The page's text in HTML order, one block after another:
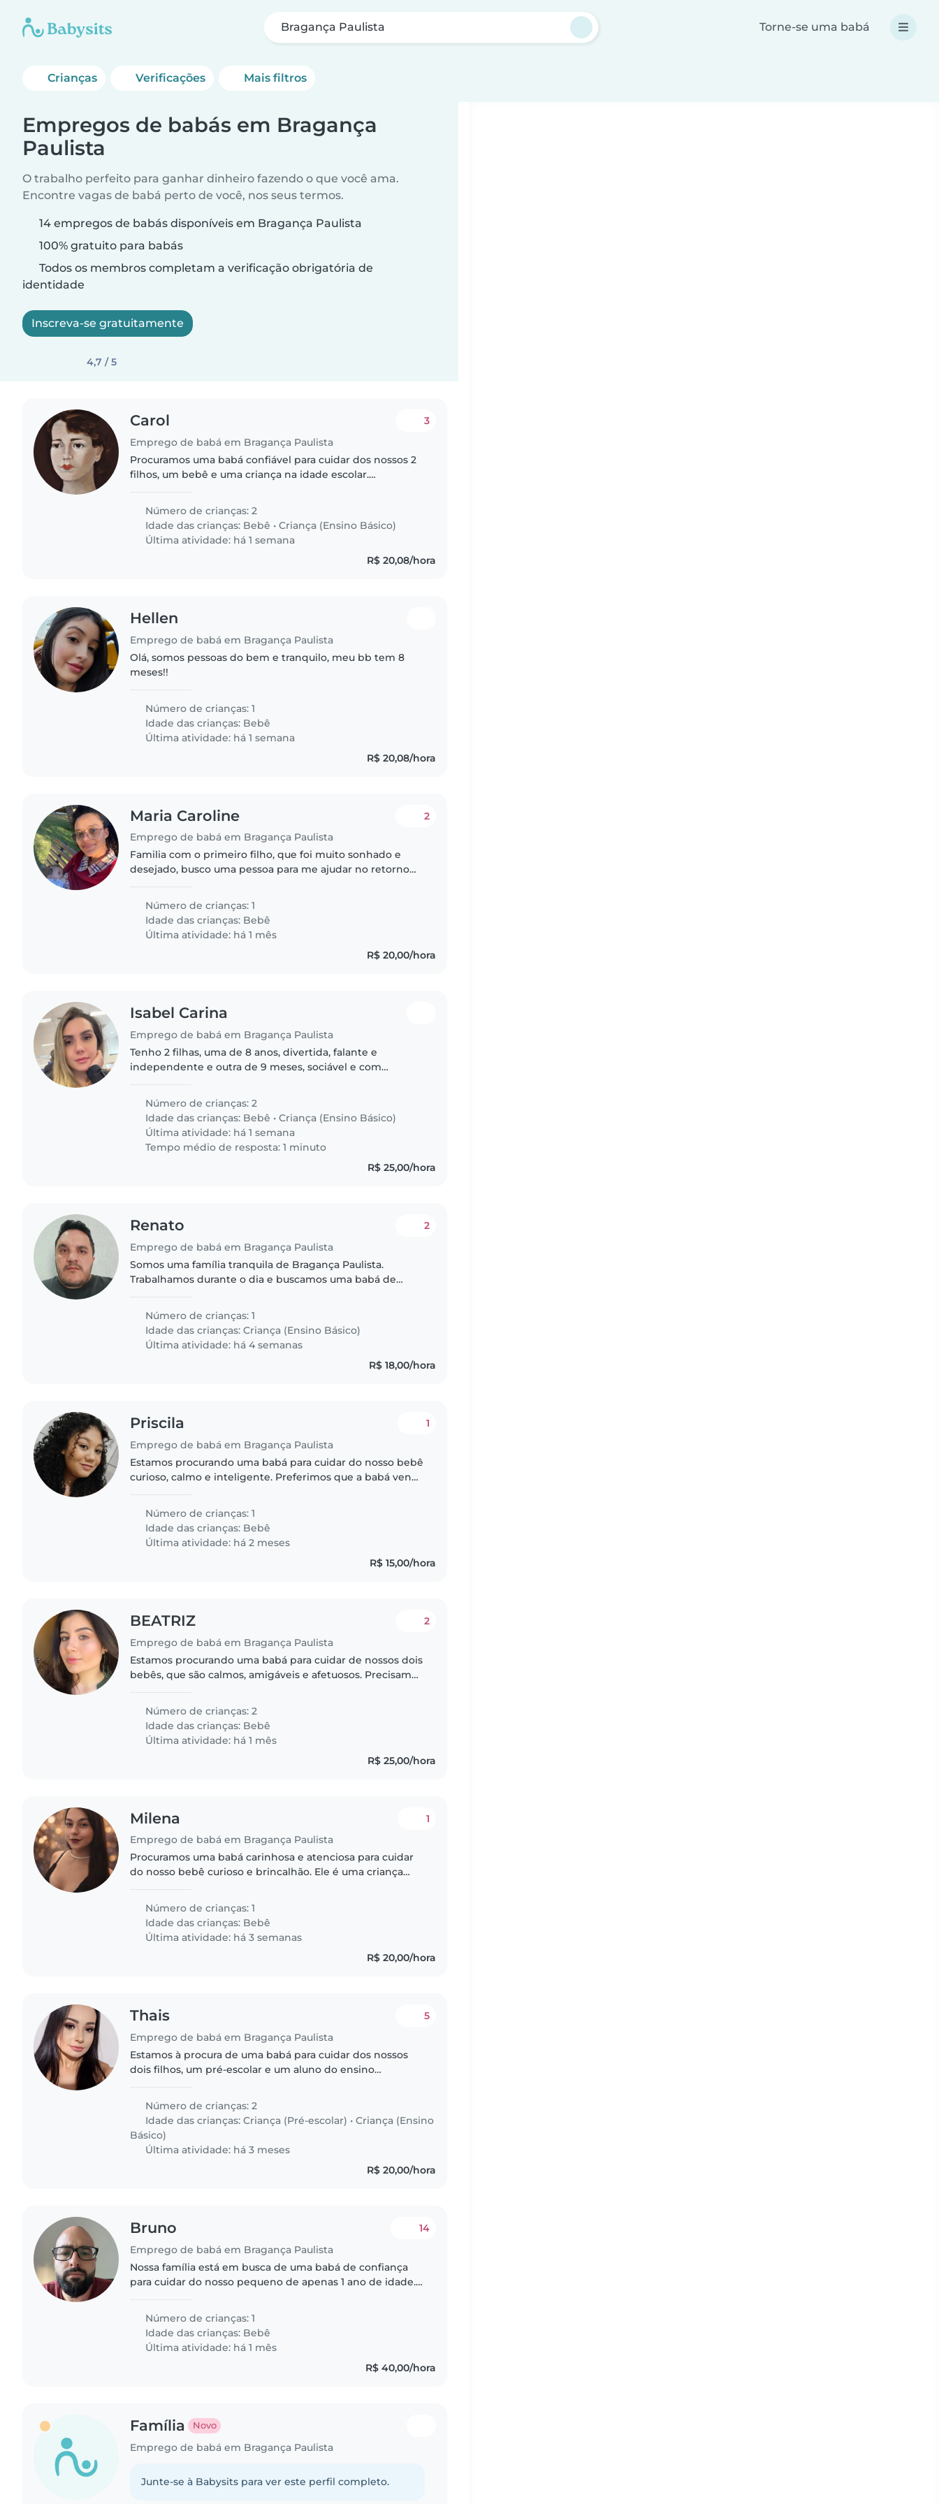
Bragança Paulista Torne-se uma babá
Crianças Verificações Mais filtros
Empregos de babás em Bragança
Paulista
O trabalho perfeito para ganhar dinheiro fazendo o que você ama.
Encontre vagas de babá perto de você, nos seus termos.
14 empregos de babás disponíveis em Bragança Paulista
100% gratuito para babás
Todos os membros completam a verificação obrigatória de
identidade
Inscreva-se gratuitamente
4,7 / 5
Carol
Emprego de babá em Bragança Paulista
3
Procuramos uma babá confiável para cuidar dos nossos 2
filhos, um bebê e uma criança na idade escolar.
tarefas domésticas e tarefas..
Número de crianças: 2
Idade das crianças: Bebê •Criança (Ensino Básico)
Última atividade: há 1 semana
R$ 20,08/hora
Hellen
Emprego de babá em Bragança Paulista
Olá, somos pessoas do bem e tranquilo, meu bb tem 8
meses!!
Número de crianças: 1
Idade das crianças: Bebê
Última atividade: há 1 semana
R$ 20,08/hora
Maria Caroline
Emprego de babá em Bragança Paulista
2
Familia com o primeiro filho, que foi muito sonhado e
desejado, busco uma pessoa para me ajudar no retorno
Número de crianças: 1
Idade das crianças: Bebê
Última atividade: há 1 mês
R$ 20,00/hora
Isabel Carina
Emprego de babá em Bragança Paulista
Tenho 2 filhas, uma de 8 anos, divertida, falante e
independente e outra de 9 meses, sociável e com
Número de crianças: 2
Idade das crianças: Bebê •Criança (Ensino Básico)
Última atividade: há 1 semana
Tempo médio de resposta: 1 minuto
R$ 25,00/hora
Renato
Emprego de babá em Bragança Paulista
2
Somos uma família tranquila de Bragança Paulista.
Trabalhamos durante o dia e buscamos uma babá de
calmo, gosta de brincar e..
Número de crianças: 1
Idade das crianças:Criança (Ensino Básico)
Última atividade: há 4 semanas
R$ 18,00/hora
Priscila
Emprego de babá em Bragança Paulista
1
Estamos procurando uma babá para cuidar do nosso bebê
curioso, calmo e inteligente. Preferimos que a babá venha
gosta de um ambiente..
Número de crianças: 1
Idade das crianças: Bebê
Última atividade: há 2 meses
R$ 15,00/hora
BEATRIZ
Emprego de babá em Bragança Paulista
2
Estamos procurando uma babá para cuidar de nossos dois
bebês, que são calmos, amigáveis e afetuosos. Precisamos
Número de crianças: 2
Idade das crianças: Bebê
Última atividade: há 1 mês
R$ 25,00/hora
Milena
Emprego de babá em Bragança Paulista
1
Procuramos uma babá carinhosa e atenciosa para cuidar
do nosso bebê curioso e brincalhão. Ele é uma criança
redor. Estamos à procura..
Número de crianças: 1
Idade das crianças: Bebê
Última atividade: há 3 semanas
R$ 20,00/hora
Thais
Emprego de babá em Bragança Paulista
5
Estamos à procura de uma babá para cuidar dos nossos
dois filhos, um pré-escolar e um aluno do ensino
curiosos e independentes. Preferimos..
Número de crianças: 2
Idade das crianças:Criança (Pré-escolar) •Criança (Ensino
Básico)
Última atividade: há 3 meses
R$ 20,00/hora
Bruno
Emprego de babá em Bragança Paulista
14
Nossa família está em busca de uma babá de confiança
para cuidar do nosso pequeno de apenas 1 ano de idade.
de estimação e também..
Número de crianças: 1
Idade das crianças: Bebê
Última atividade: há 1 mês
R$ 40,00/hora
Família Novo
Emprego de babá em Bragança Paulista
Junte-se à Babysits para ver este perfil completo.